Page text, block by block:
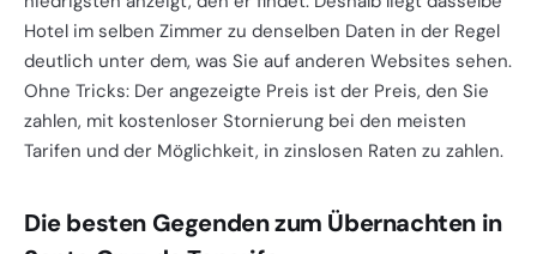
Hotel im selben Zimmer zu denselben Daten in der Regel
deutlich unter dem, was Sie auf anderen Websites sehen.
Ohne Tricks: Der angezeigte Preis ist der Preis, den Sie
zahlen, mit kostenloser Stornierung bei den meisten
Tarifen und der Möglichkeit, in zinslosen Raten zu zahlen.
Die besten Gegenden zum Übernachten in